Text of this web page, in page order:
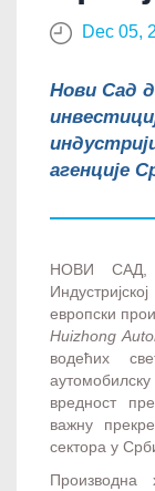
Dec 05,
Нови Сад
агенције
НОВИ САД,
европски
Huizhong
водећих
вредност
важну
сектора у